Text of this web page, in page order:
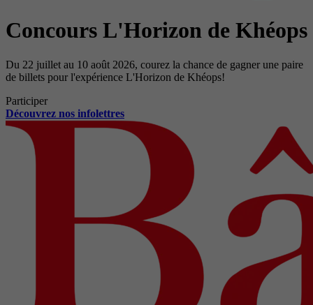
Concours L'Horizon de Khéops
Du 22 juillet au 10 août 2026, courez la chance de gagner une paire
de billets pour l'expérience L'Horizon de Khéops!
Participer
Découvrez nos infolettres